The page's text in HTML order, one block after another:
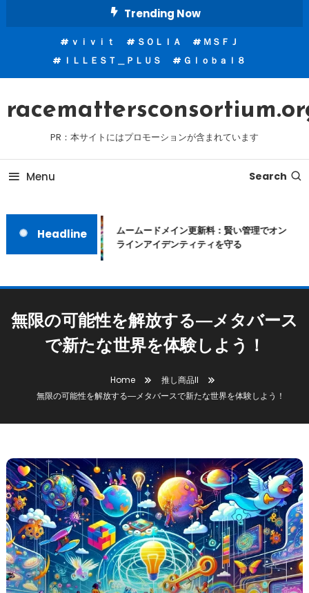
Trending Now
ｖｉｖｉｔ ＳＯＬＩＡ
ＭＳＦＪ
ＩＬＬＥＳＴ＿ＰＬＵＳ
Ｇｌｏｂａｌ８
PR：本サイトにはプロモーションが含まれています
Menu Search
Headline
ムームードメイン更新料：賢い管理でオン
ラインアイデンティティを守る
無限の可能性を解放する―メタバース
で新たな世界を体験しよう！
Home
推し商品II
無限の可能性を解放する―メタバースで新たな世界を体験しよう！